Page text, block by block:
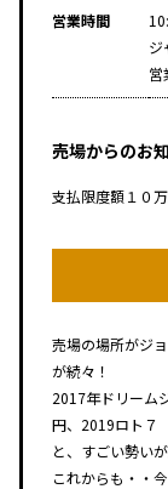
営業時間
ジ
営
売場からのお
支払限度額１０
売場の場所がジ
が続々！
2017年ドリーム
円、2019ロト７
と、すごい勢い
これからも・・